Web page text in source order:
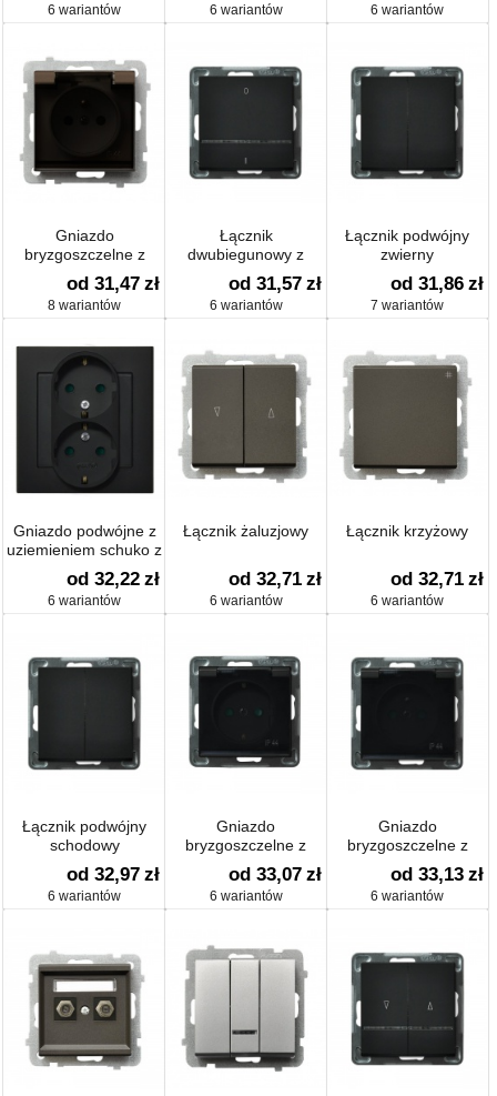
6 wariantów 6 wariantów 6 wariantów
Gniazdo
bryzgoszczelne z
uziemieniem IP-44
od 31,47 zł
8 wariantów
Łącznik
dwubiegunowy z
podświetleniem
od 31,57 zł
6 wariantów
Łącznik podwójny
zwierny
od 31,86 zł
7 wariantów
Gniazdo podwójne z
uziemieniem schuko z
przesłonami
od 32,22 zł
6 wariantów
Łącznik żaluzjowy
od 32,71 zł
6 wariantów
Łącznik krzyżowy
od 32,71 zł
6 wariantów
Łącznik podwójny
schodowy
od 32,97 zł
6 wariantów
Gniazdo
bryzgoszczelne z
uziemieniem schuko
IP-44 z przesłonami
od 33,07 zł
6 wariantów
Gniazdo
bryzgoszczelne z
uziemieniem IP-44 z
przesłonami
od 33,13 zł
6 wariantów